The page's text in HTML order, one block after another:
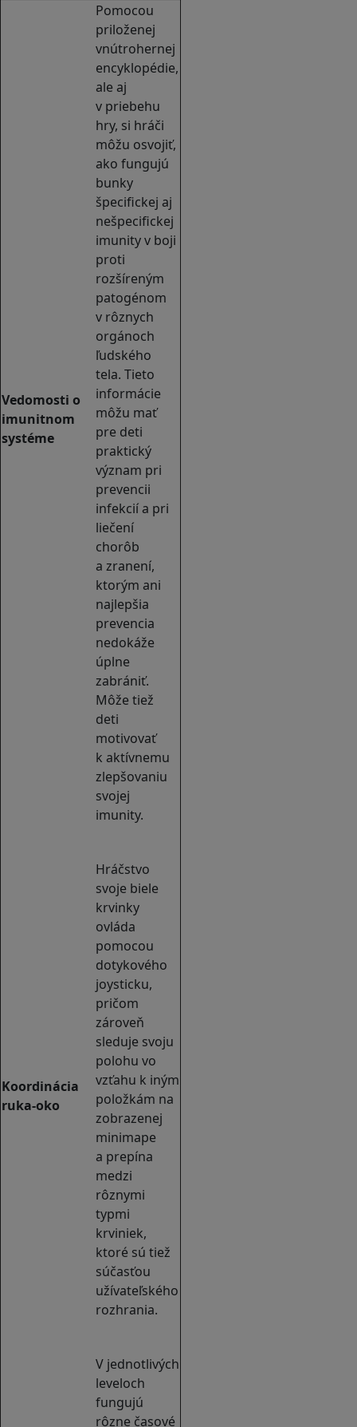
Vedomosti o
imunitnom
systéme
Pomocou
priloženej
vnútrohernej
encyklopédie,
ale aj
v priebehu
hry, si hráči
môžu osvojiť,
ako fungujú
bunky
špecifickej aj
nešpecifickej
imunity v boji
proti
rozšíreným
patogénom
v rôznych
orgánoch
ľudského
tela. Tieto
informácie
môžu mať
pre deti
praktický
význam pri
prevencii
infekcií a pri
liečení
chorôb
a zranení,
ktorým ani
najlepšia
prevencia
nedokáže
úplne
zabrániť.
Môže tiež
deti
motivovať
k aktívnemu
zlepšovaniu
svojej
imunity.
Koordinácia
ruka-oko
Hráčstvo
svoje biele
krvinky
ovláda
pomocou
dotykového
joysticku,
pričom
zároveň
sleduje svoju
polohu vo
vzťahu k iným
položkám na
zobrazenej
minimape
a prepína
medzi
rôznymi
typmi
krviniek,
ktoré sú tiež
súčasťou
užívateľského
rozhrania.
V jednotlivých
leveloch
fungujú
rôzne časové